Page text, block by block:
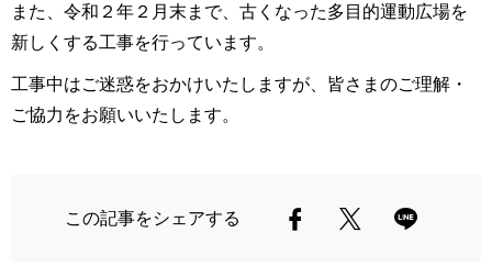
また、令和２年２月末まで、古くなった多目的運動広場を
新しくする工事を行っています。
工事中はご迷惑をおかけいたしますが、皆さまのご理解・
ご協力をお願いいたします。
この記事をシェアする